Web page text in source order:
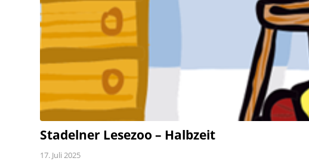
Stadelner Lesezoo – Halbzeit
17. Juli 2025